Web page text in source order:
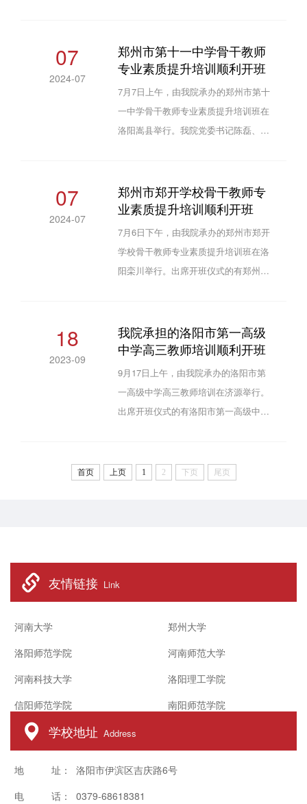
于长虹代表洛阳师范学院教育科学学院
对参加本次培训的老师表示热烈欢迎，
希望老师们能够在培训过程中加强沟通
交流，学有所获。王磊进一步强调了纪
律要求，希望老师们珍惜本次培训机
07
2024-07
郑州市第十一中学骨干教师
专业素质提升培训顺利开班
7月7日上午，由我院承办的郑州市第十
一中学骨干教师专业素质提升培训班在
洛阳嵩县举行。我院党委书记陈磊、郑
开班仪式。陈磊代表洛阳师范学院教育
科学学院对各位领导、老师的到来表示
热烈欢迎，并简要介绍了学校的历史沿
革、办学特色与我院的发展历程、专业
设置、办学成果等基本情况，回顾了本
07
2024-07
郑州市郑开学校骨干教师专
业素质提升培训顺利开班
7月6日下午，由我院承办的郑州市郑开
学校骨干教师专业素质提升培训班在洛
阳栾川举行。出席开班仪式的有郑州市
培教师。晋银峰代表学院对各位领导、
老师的到来表示热烈欢迎，并简要介绍
了学校的历史沿革、办学思想与我院的
发展历程、专业设置、办学成果等基本
情况，还对本次培训的课程设置、食宿
18
2023-09
我院承担的洛阳市第一高级
中学高三教师培训顺利开班
9月17日上午，由我院承办的洛阳市第
一高级中学高三教师培训在济源举行。
出席开班仪式的有洛阳市第一高级中学
董媛以及参训教师，开班仪式由洛阳市
程、办学成果等基本情况，还对本次培
训的课程设置、食宿服务等...
首页 上页 1 2 下页 尾页
友情链接 Link
河南大学
洛阳师范学院
河南科技大学
信阳师范学院
郑州大学
河南师范大学
洛阳理工学院
南阳师范学院
学校地址 Address
地 址： 洛阳市伊滨区吉庆路6号
电 话： 0379-68618381